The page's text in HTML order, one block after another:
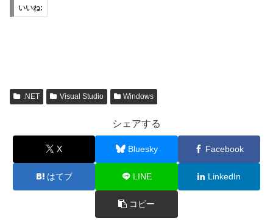
いいね:
.NET Visual Studio Windows
シェアする
X Bluesky Facebook
はてブ LINE LinkedIn
コピー